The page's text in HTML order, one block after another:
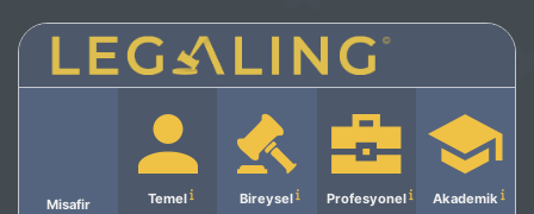
Misafir Temel Bireysel Profesyonel Akademik